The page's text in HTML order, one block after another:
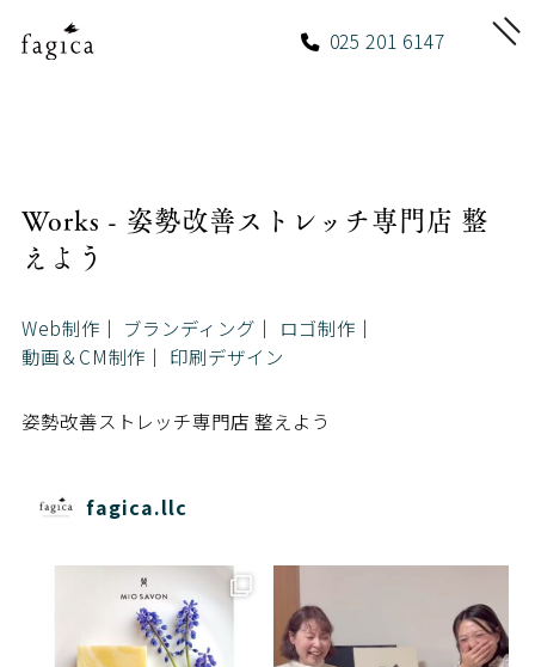
025 201 6147
Works - 姿勢改善ストレッチ専門店 整
えよう
Web制作 ブランディング
ロゴ制作
動画＆CM制作
印刷デザイン
姿勢改善ストレッチ専門店 整えよう
fagica.llc